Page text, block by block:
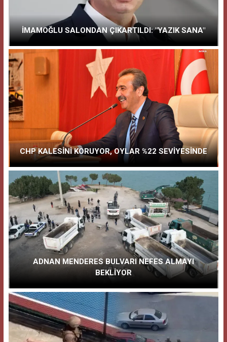
İMAMOĞLU SALONDAN ÇIKARTILDI: "YAZIK SANA"
​CHP KALESİNİ KORUYOR, OYLAR %22 SEVİYESİNDE
ADNAN MENDERES BULVARI NEFES ALMAYI
BEKLİYOR